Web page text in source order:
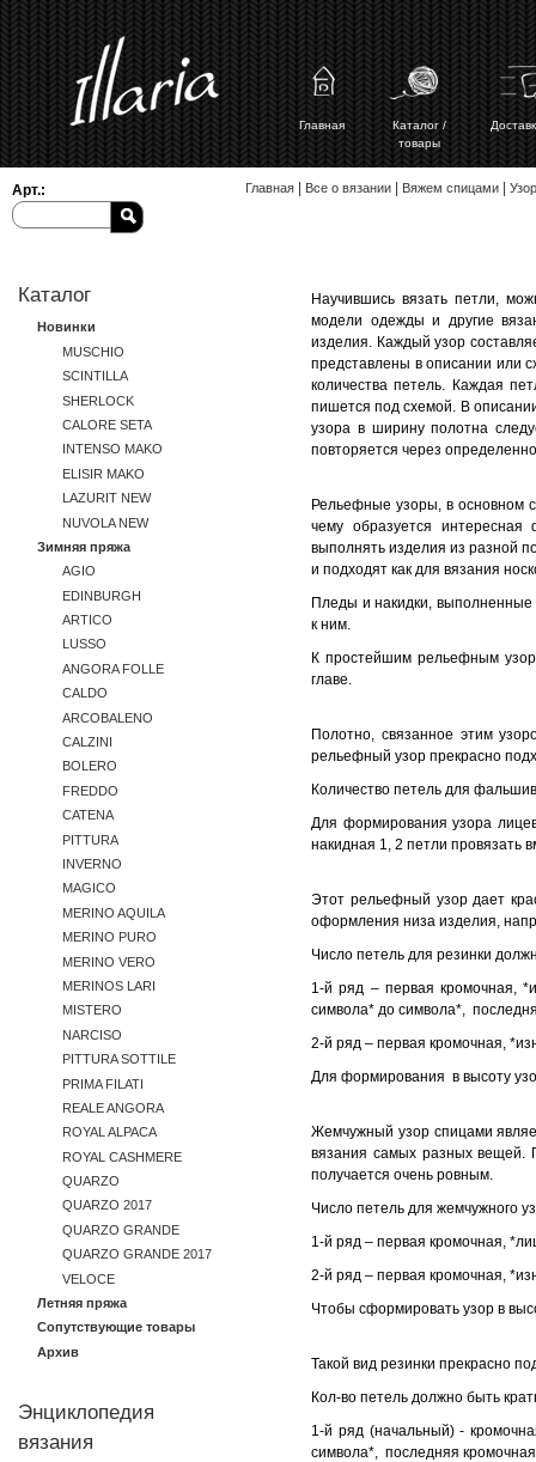
Главная
Каталог /
товары
Арт.:
Каталог
Новинки
MUSCHIO
SCINTILLA
SHERLOCK
CALORE SETA
INTENSO MAKO
ELISIR MAKO
LAZURIT NEW
NUVOLA NEW
Зимняя пряжа
AGIO
EDINBURGH
ARTICO
LUSSO
ANGORA FOLLE
CALDO
ARCOBALENO
CALZINI
BOLERO
FREDDO
CATENA
PITTURA
INVERNO
MAGICO
MERINO AQUILA
MERINO PURO
MERINO VERO
MERINOS LARI
MISTERO
NARCISO
PITTURA SOTTILE
PRIMA FILATI
REALE ANGORA
ROYAL ALPACA
ROYAL CASHMERE
QUARZO
QUARZO 2017
QUARZO GRANDE
QUARZO GRANDE 2017
VELOCE
Летняя пряжа
Сопутствующие товары
Архив
Энциклопедия
вязания
Вы здесь
Главная Все о вязании Вяжем спицами
Научившись вязать петли,
модели одежды и другие
изделия. Каждый узор
представлены в описании или
количества петель. Каждая
пишется под схемой. В
узора в ширину полотна
повторяется через
Рельефные узоры, в основном
чему образуется
выполнять изделия из разной
и подходят как для вязания
Пледы и накидки,
к ним.
К простейшим рельефным
главе.
Полотно, связанное этим
рельефный узор прекрасно
Количество петель для
Для формирования узора
накидная 1, 2 петли провязать
Этот рельефный узор дает
оформления низа изделия,
Число петель для резинки
1-й ряд – первая кромочная,
символа* до символа*,
2-й ряд – первая кромочная,
Для формирования в высоту
Жемчужный узор спицами
вязания самых разных вещей.
получается очень ровным.
Число петель для жемчужного
1-й ряд – первая кромочная,
2-й ряд – первая кромочная,
Чтобы сформировать узор в
Такой вид резинки прекрасно
Кол-во петель должно быть
1-й ряд (начальный) -
символа*, последняя